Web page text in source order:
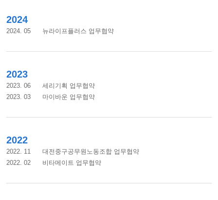
2024
2024. 05 뉴라이프플러스 업무협약
2023
2023. 06 세리기획 업무협약
2023. 03 마이바운 업무협약
2022
2022. 11 대전중구공무원노동조합 업무협약
2022. 02 비타메이트 업무협약